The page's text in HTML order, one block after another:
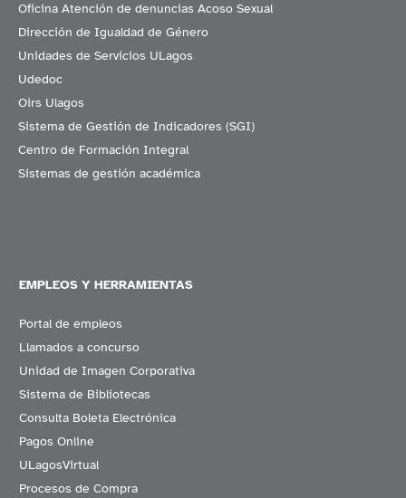
Oficina Atención de denuncias Acoso Sexual
Dirección de Igualdad de Género
Unidades de Servicios ULagos
Udedoc
Oirs Ulagos
Sistema de Gestión de Indicadores (SGI)
Centro de Formación Integral
Sistemas de gestión académica
EMPLEOS Y HERRAMIENTAS
Portal de empleos
Llamados a concurso
Unidad de Imagen Corporativa
Sistema de Bibliotecas
Consulta Boleta Electrónica
Pagos Online
ULagosVirtual
Procesos de Compra